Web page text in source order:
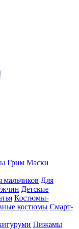
Грим Маски
мальчиков Для
Детские
Костюмы-
костюмы Смарт-
Пижамы